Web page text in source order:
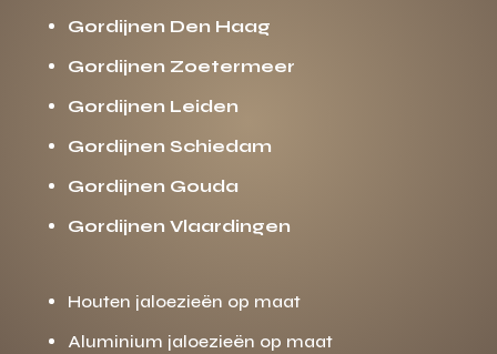
Gordijnen Den Haag
Gordijnen Zoetermeer
Gordijnen Leiden
Gordijnen Schiedam
Gordijnen Gouda
Gordijnen Vlaardingen
Houten jaloezieën op maat
Aluminium jaloezieën op maat